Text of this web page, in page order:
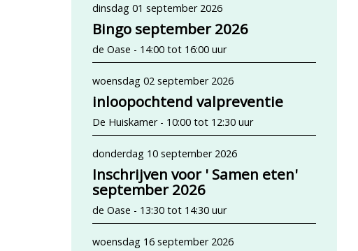
dinsdag 01 september 2026
Bingo september 2026
de Oase - 14:00 tot 16:00 uur
woensdag 02 september 2026
inloopochtend valpreventie
De Huiskamer - 10:00 tot 12:30 uur
donderdag 10 september 2026
Inschrijven voor ' Samen eten'
september 2026
de Oase - 13:30 tot 14:30 uur
woensdag 16 september 2026